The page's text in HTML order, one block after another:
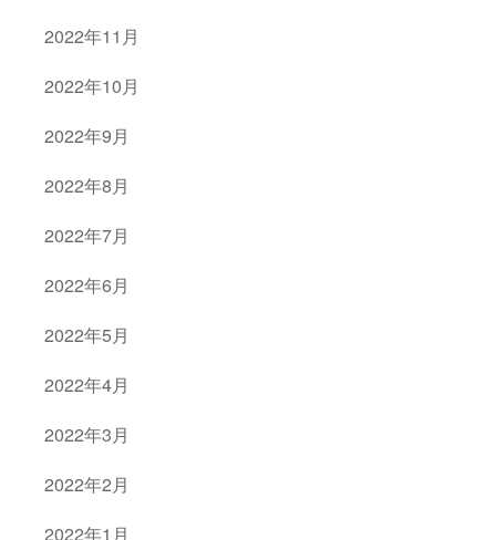
2022年11月
2022年10月
2022年9月
2022年8月
2022年7月
2022年6月
2022年5月
2022年4月
2022年3月
2022年2月
2022年1月